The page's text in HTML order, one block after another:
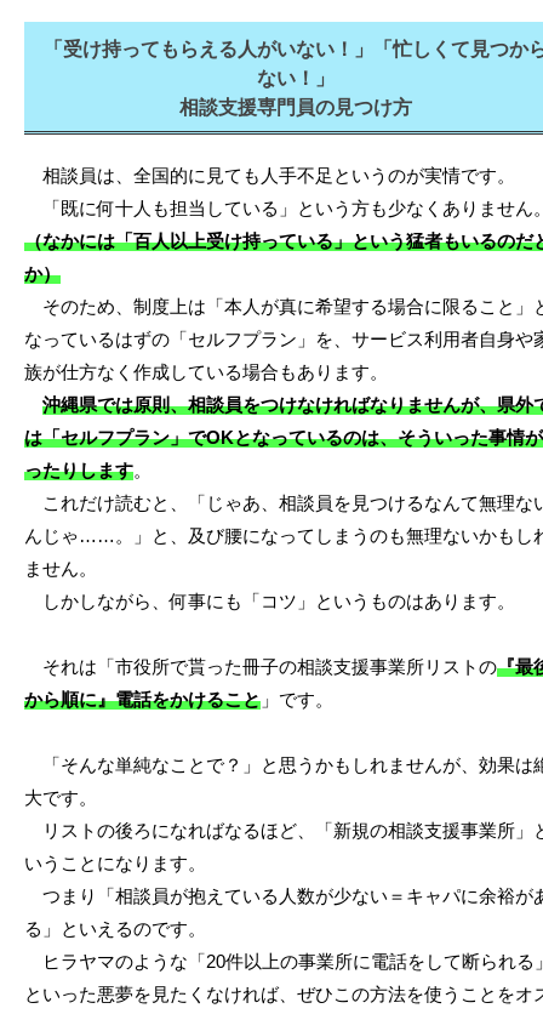
「受け持ってもらえる人がいない！」「忙しくて見つか
ない！」
相談支援専門員の見つけ方
相談員は、全国的に見ても人手不足というのが実情です。
「既に何十人も担当している」という方も少なくありません
（なかには「百人以上受け持っている」という猛者もいるのだ
か）
そのため、制度上は「本人が真に希望する場合に限ること」
なっているはずの「セルフプラン」を、サービス利用者自身や
族が仕方なく作成している場合もあります。
沖縄県では原則、相談員をつけなければなりませんが、県外
は「セルフプラン」でOKとなっているのは、そういった事情
ったりします。
これだけ読むと、「じゃあ、相談員を見つけるなんて無理な
んじゃ……。」と、及び腰になってしまうのも無理ないかもし
ません。
しかしながら、何事にも「コツ」というものはあります。
それは「市役所で貰った冊子の相談支援事業所リストの『最
から順に』電話をかけること 」です。
「そんな単純なことで？」と思うかもしれませんが、効果は
大です。
リストの後ろになればなるほど、「新規の相談支援事業所」
いうことになります。
つまり「相談員が抱えている人数が少ない＝キャパに余裕が
る」といえるのです。
ヒラヤマのような「20件以上の事業所に電話をして断られる
といった悪夢を見たくなければ、ぜひこの方法を使うことをオ